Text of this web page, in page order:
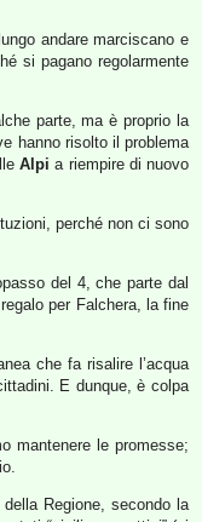
andare marciscano e
si pagano regolarmente
parte, ma è proprio la
hanno risolto il problema
Alpi a riempire di nuovo
perché non ci sono
del 4, che parte dal
per Falchera, la fine
che fa risalire l’acqua
E dunque, è colpa
mantenere le promesse;
Regione, secondo la